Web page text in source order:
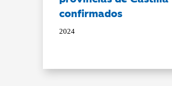
confirmados
2024